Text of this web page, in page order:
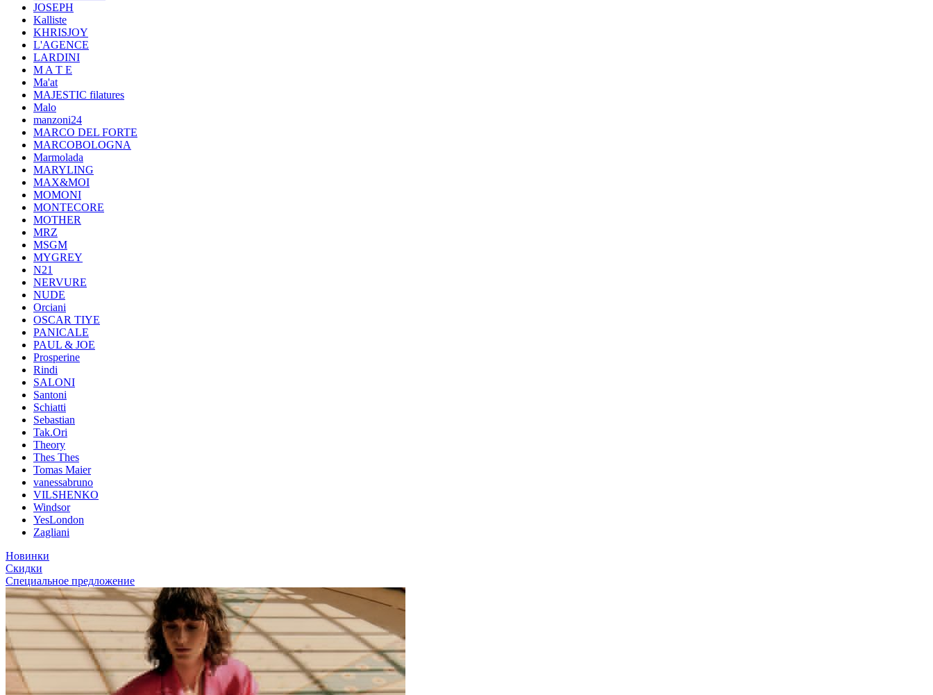
JOSEPH
Kalliste
KHRISJOY
L'AGENCE
LARDINI
M A T E
Ma'at
MAJESTIC filatures
Malo
manzoni24
MARCO DEL FORTE
MARCOBOLOGNA
Marmolada
MARYLING
MAX&MOI
MOMONI
MONTECORE
MOTHER
MRZ
MSGM
MYGREY
N21
NERVURE
NUDE
Orciani
OSCAR TIYE
PANICALE
PAUL & JOE
Prosperine
Rindi
SALONI
Santoni
Schiatti
Sebastian
Tak.Ori
Theory
Thes Thes
Tomas Maier
vanessabruno
VILSHENKO
Windsor
YesLondon
Zagliani
Новинки
Скидки
Специальное предложение